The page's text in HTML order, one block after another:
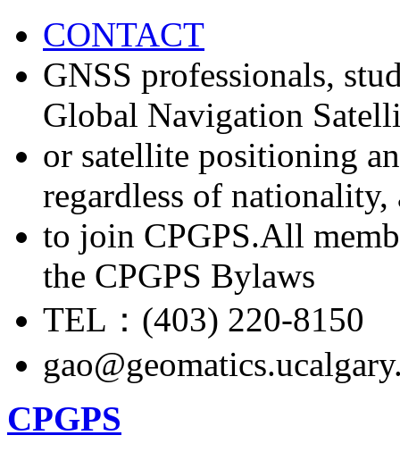
CONTACT
GNSS professionals,
Global Navigation
or satellite positioning
regardless of nationality,
to join CPGPS.All
the CPGPS Bylaws
TEL：(403) 220-8150
CPGPS